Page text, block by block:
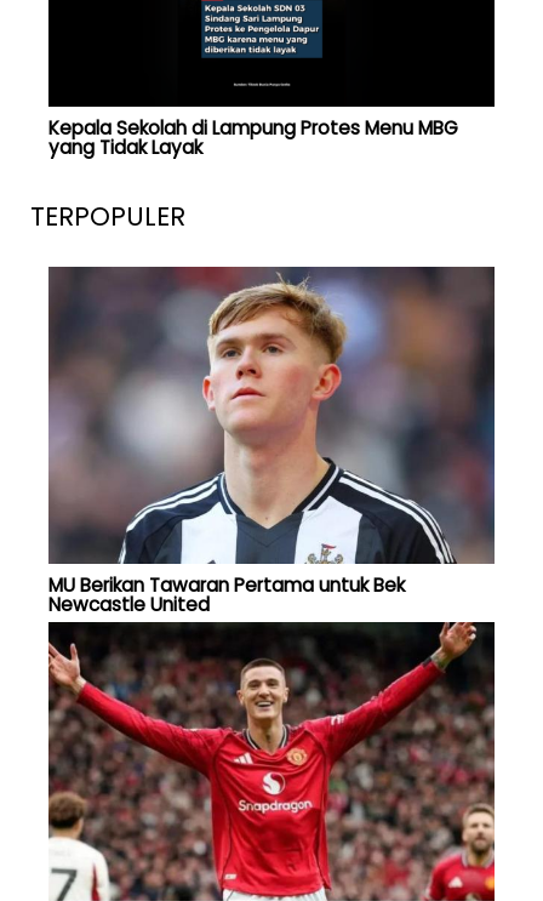
Kepala Sekolah di Lampung Protes Menu MBG
yang Tidak Layak
TERPOPULER
MU Berikan Tawaran Pertama untuk Bek
Newcastle United